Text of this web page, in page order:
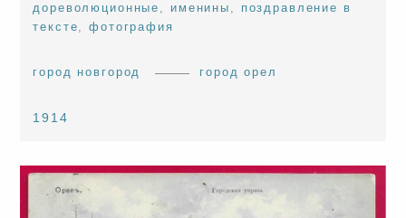
дореволюционные , именины , поздравление в
тексте,фотография
город новгород город орел
1914